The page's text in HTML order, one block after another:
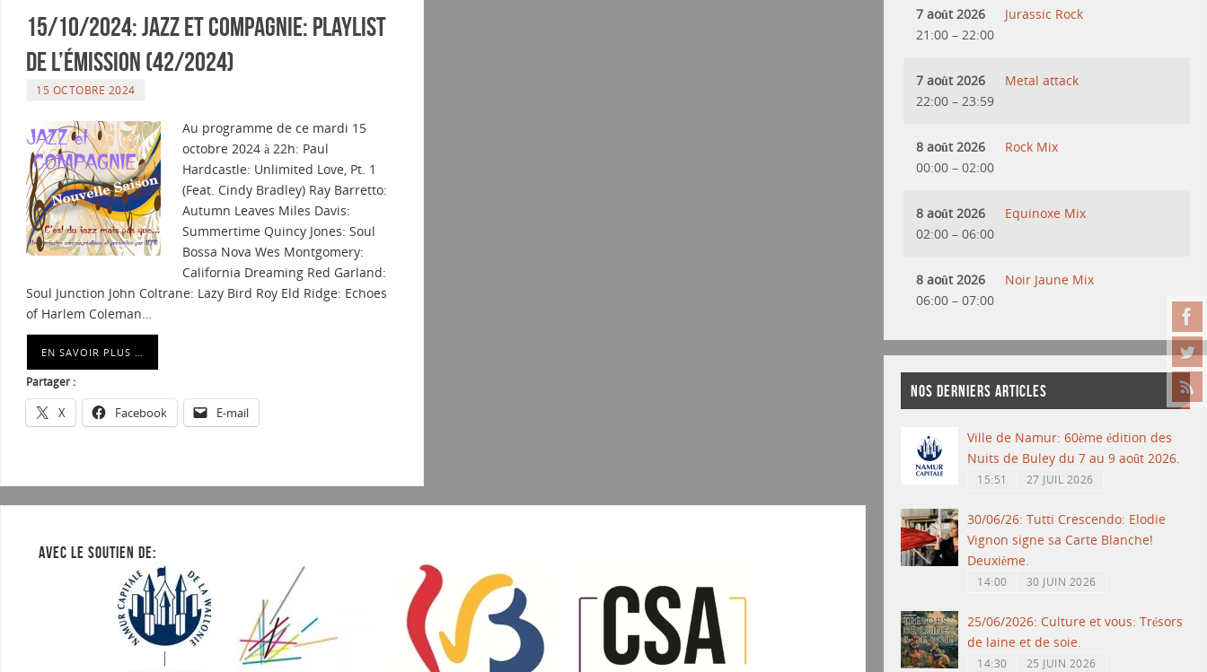
15/10/2024: Jazz et Compagnie: Playlist
de l’émission (42/2024)
15 OCTOBRE 2024
Au programme de ce mardi 15
octobre 2024 à 22h: Paul
Hardcastle: Unlimited Love, Pt. 1
(Feat. Cindy Bradley) Ray Barretto:
Autumn Leaves Miles Davis:
Summertime Quincy Jones: Soul
Bossa Nova Wes Montgomery:
California Dreaming Red Garland:
Soul Junction John Coltrane: Lazy Bird Roy Eld Ridge: Echoes
of Harlem Coleman…
EN SAVOIR PLUS …
Partager :
X Facebook E-mail
AVEC LE SOUTIEN DE:
7 août 2026
21:00 – 22:00
Jurassic Rock
7 août 2026
22:00 – 23:59
Metal attack
8 août 2026
00:00 – 02:00
Rock Mix
8 août 2026
02:00 – 06:00
Equinoxe Mix
8 août 2026
06:00 – 07:00
Noir Jaune Mix
NOS DERNIERS ARTICLES
Ville de Namur: 60ème édition des
Nuits de Buley du 7 au 9 août 2026.
15:51 27 JUIL 2026
30/06/26: Tutti Crescendo: Elodie
Vignon signe sa Carte Blanche!
Deuxième.
14:00 30 JUIN 2026
25/06/2026: Culture et vous: Trésors
de laine et de soie.
14:30 25 JUIN 2026